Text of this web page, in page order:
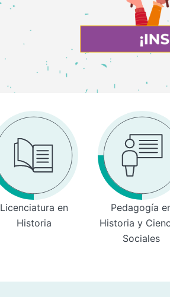
Licenciatura en
Historia
Pedagogía
Historia y
Sociales